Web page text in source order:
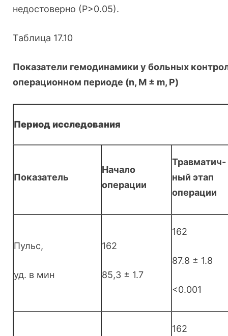
недостоверно (Р>0.05).
Таблица 17.10
Показатели гемодинамики у больных
операционном периоде (n, M ± m, P)
Период исследования
Показатель
Начало
операции
Травматич-
ный этап
операции
Пульс,
уд. в мин
162
85,3 ± 1.7
162
87.8 ± 1.8
<0.001
162